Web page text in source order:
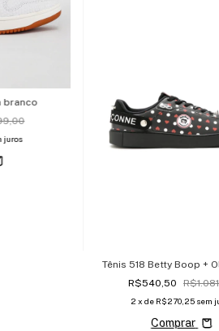
branco
juros
Tênis 518 Betty Boop +
R$540,50
2 x de R$270,25 sem
Comprar